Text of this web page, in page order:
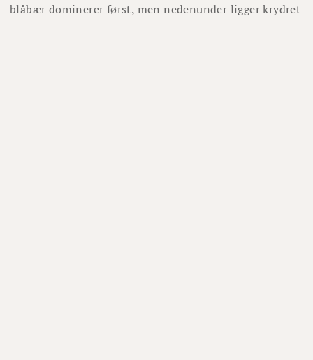
blåbær dominerer først, men nedenunder ligger krydret